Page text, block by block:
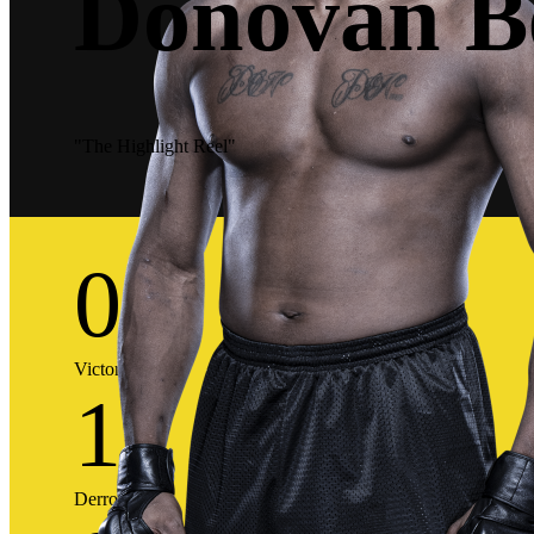
"The Highlight Reel"
0
Victorias
1
Derrotas